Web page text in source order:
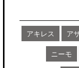
アキレス ア
ニーモ